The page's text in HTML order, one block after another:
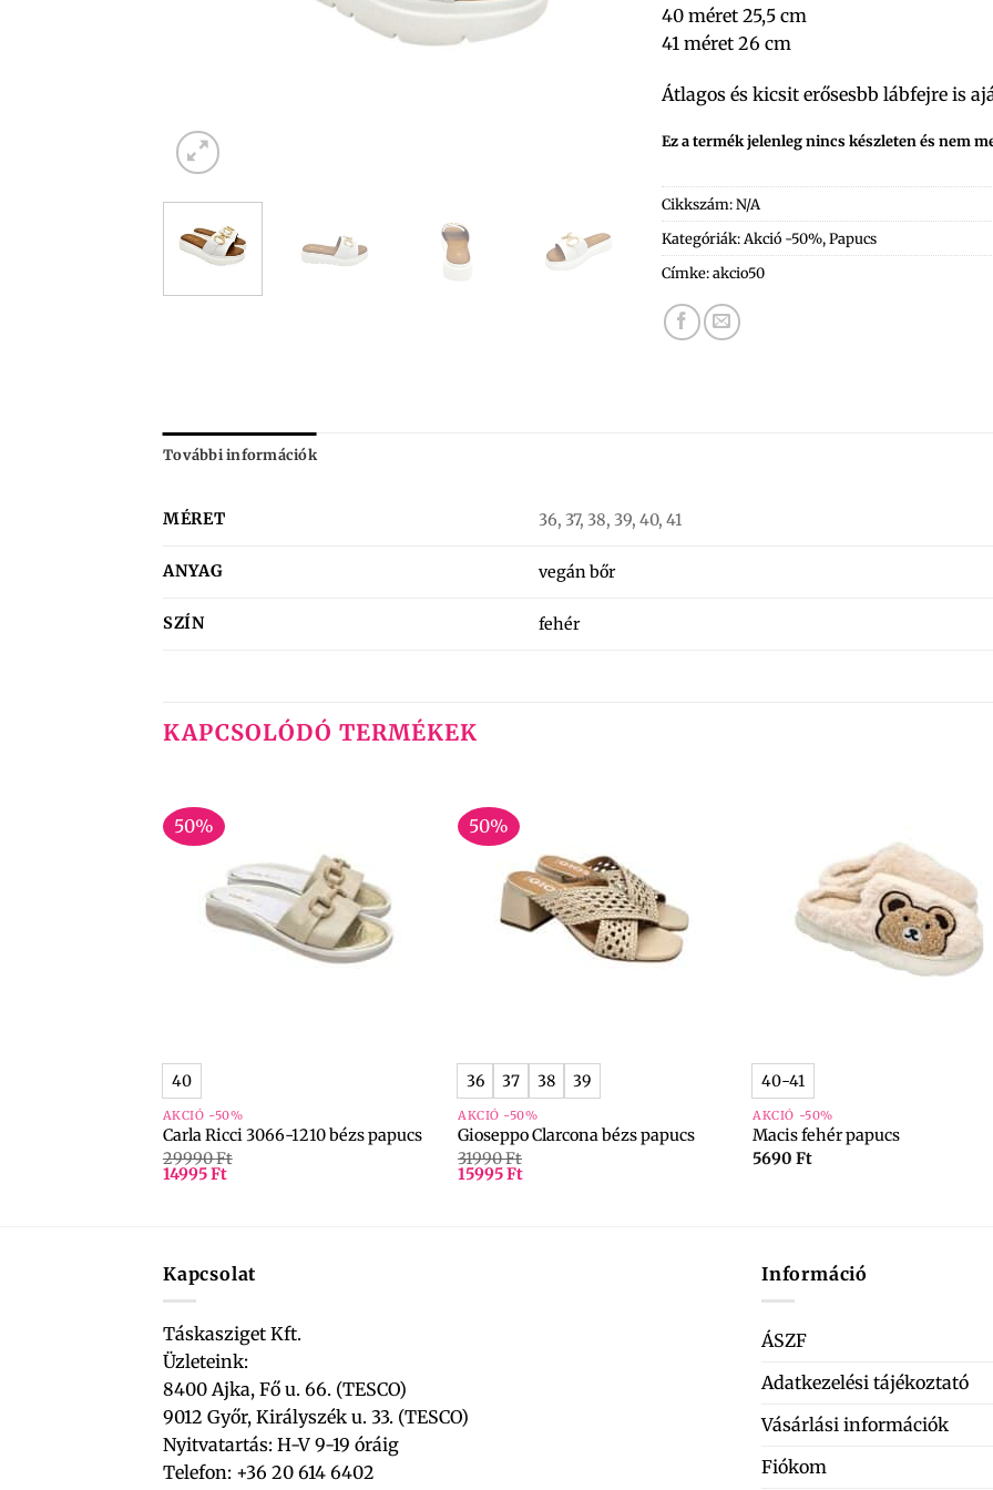
40 méret 25,5 cm
41 méret 26 cm
Átlagos és kicsit erősesbb lábfejre is
Ez a termék jelenleg nincs készleten és nem
Cikkszám:N/A
Kategóriák: Akció -50%,Papucs
Címke:akcio50
További információk
MÉRET 36, 37, 38, 39, 40, 41
ANYAG vegán bőr
SZÍN fehér
KAPCSOLÓDÓ TERMÉKEK
50%
40
AKCIÓ -50%
Carla Ricci 3066-1210 bézs papucs
29990Ft
14995Ft
50%
36 37 38 39
AKCIÓ -50%
Gioseppo Clarcona bézs papucs
31990Ft
15995Ft
40-41
AKCIÓ -50%
Macis fehér papucs
5690Ft
Kapcsolat
Táskasziget Kft.
Üzleteink:
8400 Ajka, Fő u. 66. (TESCO)
9012 Győr, Királyszék u. 33. (TESCO)
Nyitvatartás: H-V 9-19 óráig
Telefon: +36 20 614 6402
Információ
ÁSZF
Adatkezelési tájékoztató
Vásárlási információk
Fiókom